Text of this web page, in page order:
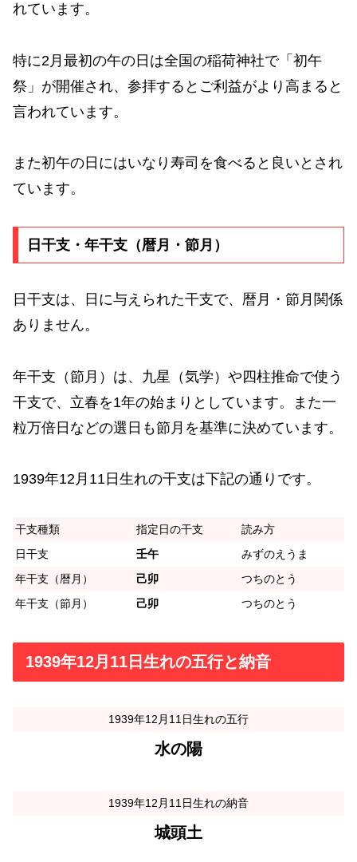
れています。
特に2月最初の午の日は全国の稲荷神社で「初午
祭」が開催され、参拝するとご利益がより高まると
言われています。
また初午の日にはいなり寿司を食べると良いとされ
ています。
日干支・年干支（暦月・節月）
日干支は、日に与えられた干支で、暦月・節月関係
ありません。
年干支（節月）は、九星（気学）や四柱推命で使う
干支で、立春を1年の始まりとしています。また一
粒万倍日などの選日も節月を基準に決めています。
1939年12月11日生れの干支は下記の通りです。
干支種類 指定日の干支
読み方
日干支
壬午
みずのえうま
年干支（暦月）
己卯
つちのとう
年干支（節月）
己卯 つちのとう
1939年12月11日生れの五行と納音
1939年12月11日生れの五行
水の陽
1939年12月11日生れの納音
城頭土